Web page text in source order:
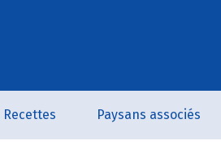
Recettes Paysans associés